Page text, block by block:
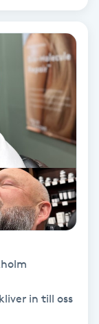
in till oss